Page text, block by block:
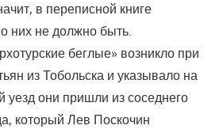
в переписной книге
них не должно быть.
беглые» возникло при
из Тобольска и указывало на
уезд они пришли из соседнего
который Лев Поскочин